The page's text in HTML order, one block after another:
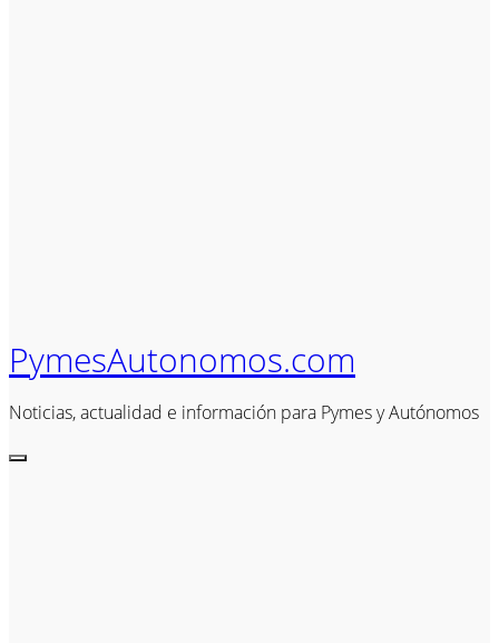
PymesAutonomos.com
Noticias, actualidad e información para Pymes y Autónomos